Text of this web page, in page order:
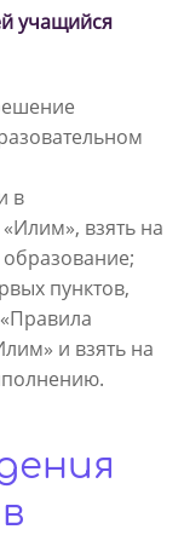
учащийся
в
взять на
образование;
пунктов,
и взять на